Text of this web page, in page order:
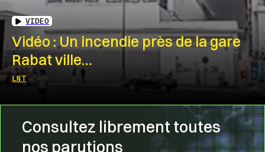
VIDEO
Vidéo : Un incendie près de la gare
Rabat ville…
LNT
Consultez librement toutes
nos parutions